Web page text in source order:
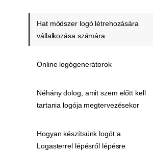
Hat módszer logó létrehozására
vállalkozása számára
Online logógenerátorok
Néhány dolog, amit szem előtt kell
tartania logója megtervezésekor
Hogyan készítsünk logót a
Logasterrel lépésről lépésre